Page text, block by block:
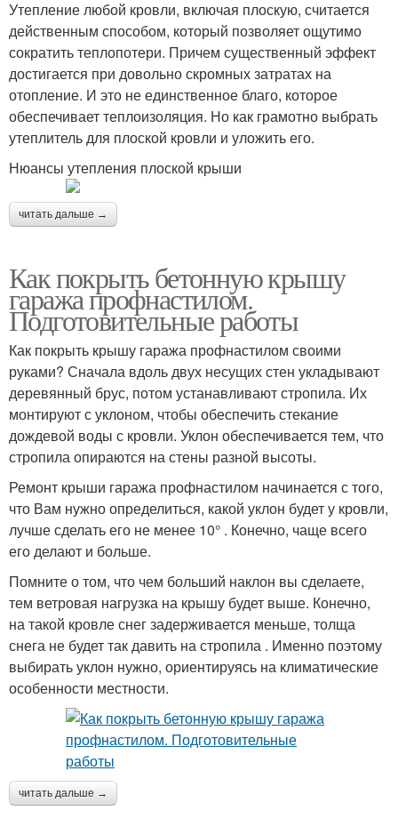
Утепление любой кровли, включая плоскую, считается
действенным способом, который позволяет ощутимо
сократить теплопотери. Причем существенный эффект
достигается при довольно скромных затратах на
отопление. И это не единственное благо, которое
обеспечивает теплоизоляция. Но как грамотно выбрать
утеплитель для плоской кровли и уложить его.
Нюансы утепления плоской крыши
читать дальше →
Как покрыть бетонную крышу
гаража профнастилом.
Подготовительные работы
Как покрыть крышу гаража профнастилом своими
руками? Сначала вдоль двух несущих стен укладывают
деревянный брус, потом устанавливают стропила. Их
монтируют с уклоном, чтобы обеспечить стекание
дождевой воды с кровли. Уклон обеспечивается тем, что
стропила опираются на стены разной высоты.
Ремонт крыши гаража профнастилом начинается с того,
что Вам нужно определиться, какой уклон будет у кровли,
лучше сделать его не менее 10° . Конечно, чаще всего
его делают и больше.
Помните о том, что чем больший наклон вы сделаете,
тем ветровая нагрузка на крышу будет выше. Конечно,
на такой кровле снег задерживается меньше, толща
снега не будет так давить на стропила . Именно поэтому
выбирать уклон нужно, ориентируясь на климатические
особенности местности.
читать дальше →